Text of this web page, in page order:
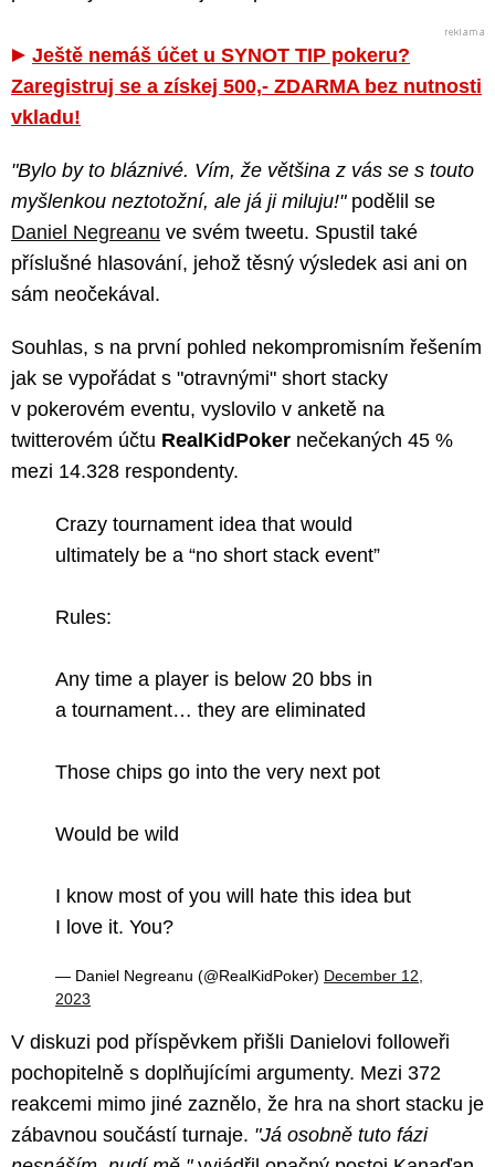
Ještě nemáš účet u SYNOT TIP pokeru?
Zaregistruj se a získej 500,- ZDARMA bez nutnosti
vkladu!
"Bylo by to bláznivé. Vím, že většina z vás se s touto
myšlenkou neztotožní, ale já ji miluju!"podělil se
Daniel Negreanu ve svém tweetu. Spustil také
příslušné hlasování, jehož těsný výsledek asi ani on
sám neočekával.
Souhlas, s na první pohled nekompromisním řešením
jak se vypořádat s "otravnými" short stacky
v pokerovém eventu, vyslovilo v anketě na
twitterovém účtu RealKidPoker nečekaných 45 %
mezi 14.328 respondenty.
Crazy tournament idea that would
ultimately be a “no short stack event”
Rules:
Any time a player is below 20 bbs in
a tournament… they are eliminated
Those chips go into the very next pot
Would be wild
I know most of you will hate this idea but
I love it. You?
— Daniel Negreanu (@RealKidPoker) December 12,
2023
V diskuzi pod příspěvkem přišli Danielovi followeři
pochopitelně s doplňujícími argumenty. Mezi 372
reakcemi mimo jiné zaznělo, že hra na short stacku je
zábavnou součástí turnaje. "Já osobně tuto fázi